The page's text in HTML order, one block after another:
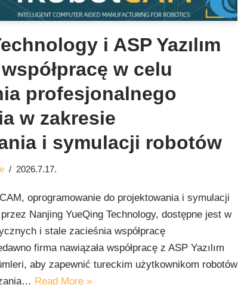
i ASP Yazılım
w celu
profesjonalnego
w zakresie
i symulacji robotów
2026.7.17.
oprogramowanie do projektowania i symulacji
Nanjing YueQing Technology, dostępne jest w
i stale zacieśnia współpracę
firma nawiązała współpracę z ASP Yazılım
aby zapewnić tureckim użytkownikom robotów
Read More »